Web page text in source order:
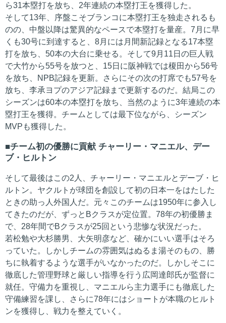
ら31本塁打を放ち、2年連続の本塁打王を獲得した。
そして13年、序盤こそブランコに本塁打王を独走されるも
のの、中盤以降は驚異的なペースで本塁打を量産。7月に早
くも30号に到達すると、8月には月間新記録となる17本塁
打を放ち、50本の大台に乗せる。そして9月11日の巨人戦
で大竹から55号を放つと、15日に阪神戦では榎田から56号
を放ち、NPB記録を更新。さらにその次の打席でも57号を
放ち、李承ヨプのアジア記録まで更新するのだ。結局この
シーズンは60本の本塁打を放ち、当然のように3年連続の本
塁打王を獲得。チームとしては最下位ながら、シーズン
MVPも獲得した。
チーム初の優勝に貢献 チャーリー・マニエル、デー
ブ・ヒルトン
そして最後はこの2人、チャーリー・マニエルとデーブ・ヒ
ルトン。ヤクルトが球団を創設して初の日本一をはたした
ときの助っ人外国人だ。元々このチームは1950年に参入し
てきたのだが、ずっとBクラスが定位置。78年の初優勝ま
で、28年間でBクラスが25回という悲惨な状況だった。
若松勉や大杉勝男、大矢明彦など、確かにいい選手はそろ
っていた。しかしチームの雰囲気はぬるま湯そのもの、勝
ちに執着するような選手がいなかったのだ。しかしそこに
徹底した管理野球と厳しい指導を行う広岡達郎氏が監督に
就任。守備力を重視し、マニエルら主力選手にも徹底した
守備練習を課し、さらに78年にはショートが本職のヒルト
ンを獲得し、戦力を整えていく。